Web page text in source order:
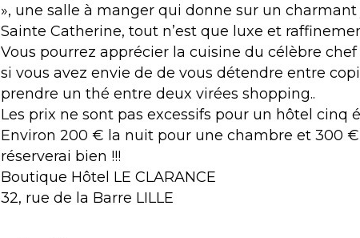
», une salle à manger qui donne sur un
Sainte Catherine, tout n’est que luxe et
Vous pourrez apprécier la cuisine du célèbre
si vous avez envie de de vous détendre entre
prendre un thé entre deux virées shopping..
Les prix ne sont pas excessifs pour un hôtel cinq
Environ 200 € la nuit pour une chambre et 300
réserverai bien !!!
Boutique Hôtel LE CLARANCE
32, rue de la Barre LILLE